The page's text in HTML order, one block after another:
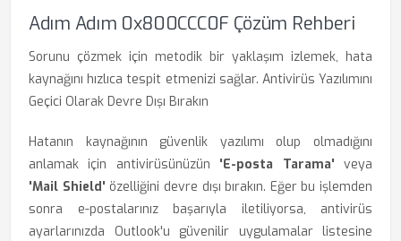
Adım Adım 0x800CCC0F Çözüm Rehberi
Sorunu çözmek için metodik bir yaklaşım izlemek, hata
kaynağını hızlıca tespit etmenizi sağlar. Antivirüs Yazılımını
Geçici Olarak Devre Dışı Bırakın
Hatanın kaynağının güvenlik yazılımı olup olmadığını
anlamak için antivirüsünüzün 'E-posta Tarama' veya
'Mail Shield' özelliğini devre dışı bırakın. Eğer bu işlemden
sonra e-postalarınız başarıyla iletiliyorsa, antivirüs
ayarlarınızda Outlook'u güvenilir uygulamalar listesine